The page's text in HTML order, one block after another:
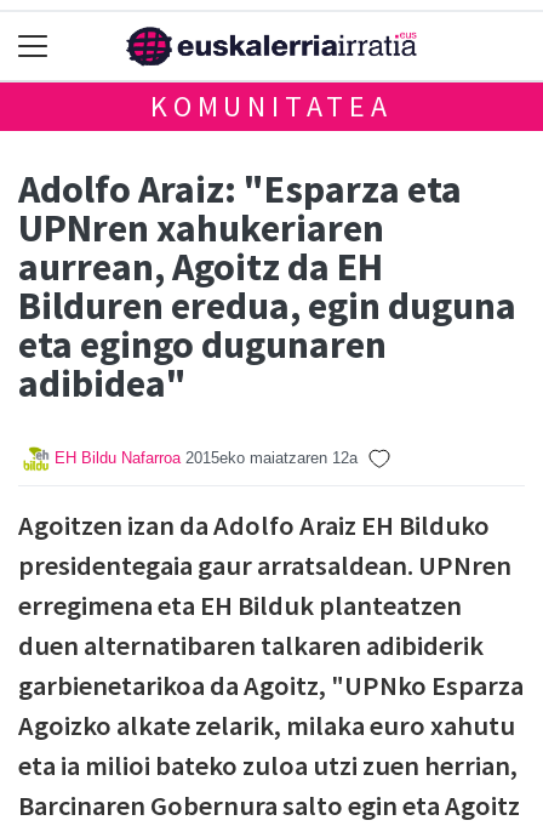
KOMUNITATEA
Adolfo Araiz: "Esparza eta
UPNren xahukeriaren
aurrean, Agoitz da EH
Bilduren eredua, egin duguna
eta egingo dugunaren
adibidea"
EH Bildu Nafarroa 2015eko maiatzaren 12a
Agoitzen izan da Adolfo Araiz EH Bilduko
presidentegaia gaur arratsaldean. UPNren
erregimena eta EH Bilduk planteatzen
duen alternatibaren talkaren adibiderik
garbienetarikoa da Agoitz, "UPNko Esparza
Agoizko alkate zelarik, milaka euro xahutu
eta ia milioi bateko zuloa utzi zuen herrian,
Barcinaren Gobernura salto egin eta Agoitz